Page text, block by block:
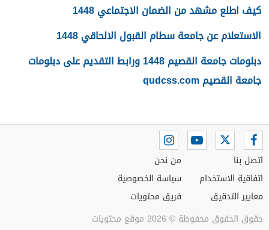
كيف اطلع مشهد من الضمان الاجتماعي 1448
الاستعلام عن جامعة سطام القبول الالحاقي 1448
دبلومات جامعة القصيم 1448 ورابط التقديم على دبلومات
جامعة القصيم qudcss.com
اتصل بنا
اتفاقية الاستخدام
معايير التدقيق
من نحن
سياسة الخصوصية
فريق محتويات
حقوق الحقوق محفوظة © 2026 موقع محتويات